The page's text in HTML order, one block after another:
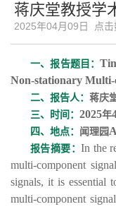
蒋庆堂教授学
2025年04月09日 点击
一、报告题目：
Non-stationary Multi-
二、 报告人： 蒋庆
三、
时间： 2025年
四、 地点： 闻理园 A
报告摘要：In the
multi-component
signals, it is essential
multi-component